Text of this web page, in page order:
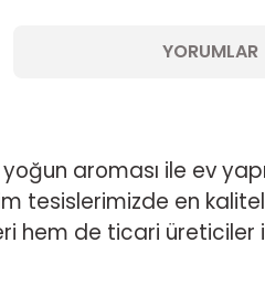
YORUMLAR
yoğun aroması ile ev
tesislerimizde en
hem de ticari üreticiler